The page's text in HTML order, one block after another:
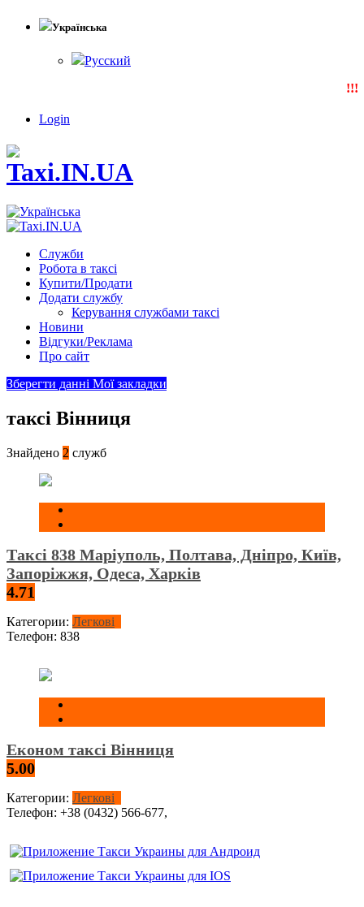
Українська
Русский
Login
Служби
Робота в таксі
Купити/Продати
Додати службу
Керування службами таксі
Новини
Відгуки/Реклама
Про сайт
Зберегти данні Мої закладки
таксі Вінниця
Знайдено 2 служб
Таксі 838 Маріуполь, Полтава, Дніпро, Київ,
Запоріжжя, Одеса, Харків
4.71
Категории: Легкові
Телефон: 838
Економ таксі Вінниця
5.00
Категории: Легкові
Телефон: +38 (0432) 566-677,